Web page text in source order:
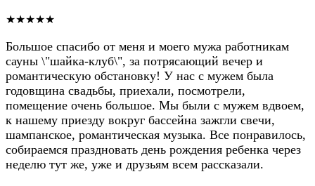
★★★★★
Большое спасибо от меня и моего мужа работникам
сауны \"шайка-клуб\", за потрясающий вечер и
романтическую обстановку! У нас с мужем была
годовщина свадьбы, приехали, посмотрели,
помещение очень большое. Мы были с мужем вдвоем,
к нашему приезду вокруг бассейна зажгли свечи,
шампанское, романтическая музыка. Все понравилось,
собираемся праздновать день рождения ребенка через
неделю тут же, уже и друзьям всем рассказали.